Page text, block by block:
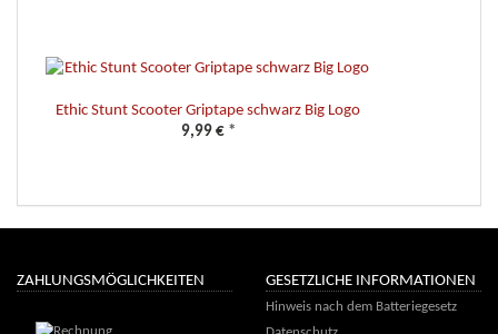
Ethic Stunt Scooter Griptape schwarz Big Logo
9,99 € *
ZAHLUNGSMÖGLICHKEITEN GESETZLICHE INFORMATIONEN
Hinweis nach dem Batteriegesetz